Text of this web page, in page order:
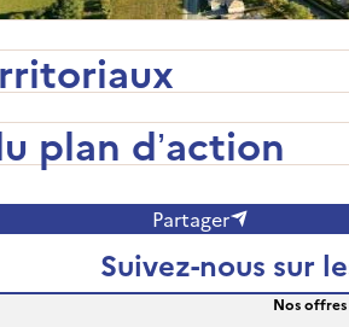
plan d’action
Partager
Suivez-nous sur
Nos offres